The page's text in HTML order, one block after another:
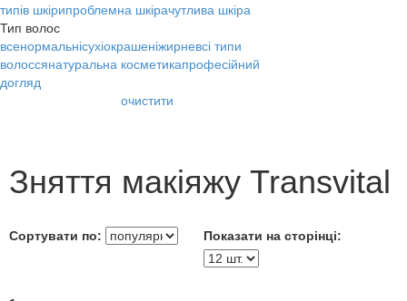
типів шкірипроблемна шкірачутлива шкіра
Тип волос
всенормальнісухіокрашеніжирневсі типи
волоссянатуральна косметикапрофесійний
догляд
очистити
Зняття макіяжу Transvital
Сортувати по: Показати на сторінці: